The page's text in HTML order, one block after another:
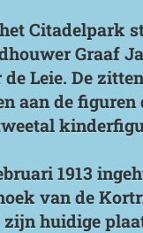
Citadelpark
Graaf
Leie. De
aan de
1913
van de
huidige